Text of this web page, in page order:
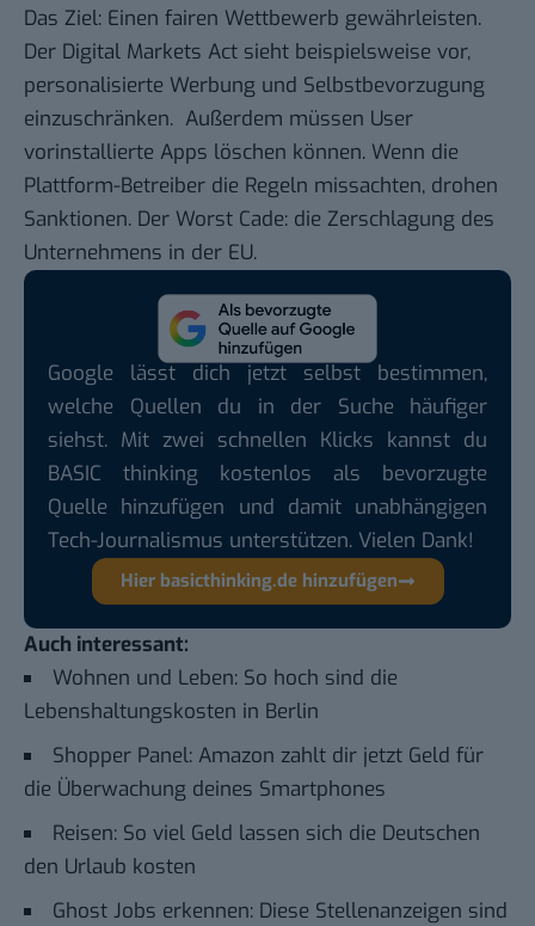
Das Ziel: Einen fairen Wettbewerb gewährleisten.
Der Digital Markets Act sieht beispielsweise vor,
personalisierte Werbung und Selbstbevorzugung
einzuschränken. Außerdem müssen User
vorinstallierte Apps löschen können. Wenn die
Plattform-Betreiber die Regeln missachten, drohen
Sanktionen. Der Worst Cade: die Zerschlagung des
Unternehmens in der EU.
Google lässt dich jetzt selbst bestimmen,
welche Quellen du in der Suche häufiger
siehst. Mit zwei schnellen Klicks kannst du
BASIC thinking kostenlos als bevorzugte
Quelle hinzufügen und damit unabhängigen
Tech-Journalismus unterstützen. Vielen Dank!
Hier basicthinking.de hinzufügen
Auch interessant:
Wohnen und Leben: So hoch sind die
Lebenshaltungskosten in Berlin
Shopper Panel: Amazon zahlt dir jetzt Geld für
die Überwachung deines Smartphones
Reisen: So viel Geld lassen sich die Deutschen
den Urlaub kosten
Ghost Jobs erkennen: Diese Stellenanzeigen sind